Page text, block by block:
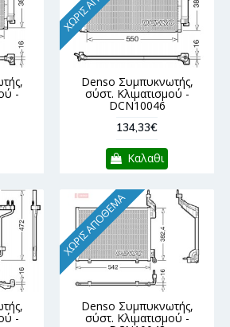
-
Denso Συμπυκνωτής,
σύστ. Κλιματισμού -
DCN10046
134,33€
Καλαθι
-
ΧΩΡΊΣ ΑΠΌΘΕΜΑ
Denso Συμπυκνωτής,
σύστ. Κλιματισμού -